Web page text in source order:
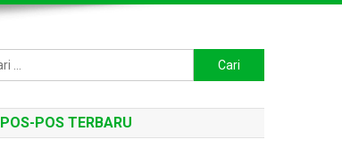
untuk:
POS-POS TERBARU